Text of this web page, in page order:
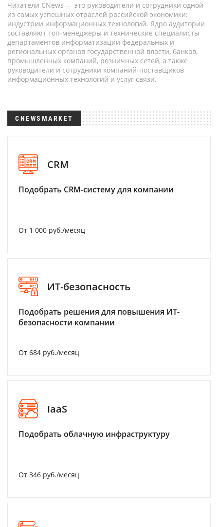
Читатели CNews — это руководители и сотрудники одной
из самых успешных отраслей российской экономики:
индустрии информационных технологий. Ядро аудитории
составляют топ-менеджеры и технические специалисты
департаментов информатизации федеральных и
региональных органов государственной власти, банков,
промышленных компаний, розничных сетей, а также
руководители и сотрудники компаний-поставщиков
информационных технологий и услуг связи.
CNEWSMARKET
CRM
Подобрать CRM-систему для компании
От 1 000 руб./месяц
ИТ-безопасность
Подобрать решения для повышения ИТ-
безопасности компании
От 684 руб./месяц
IaaS
Подобрать облачную инфраструктуру
От 346 руб./месяц